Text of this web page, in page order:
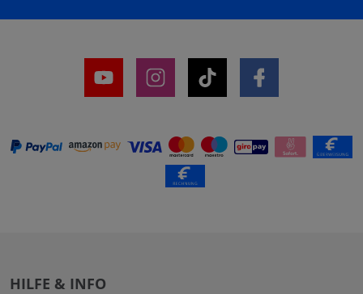
HILFE & INFO